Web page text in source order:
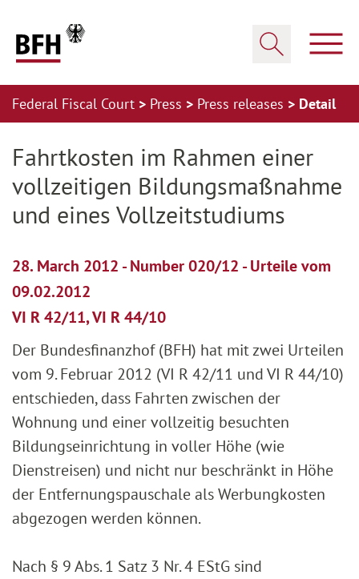
Federal Fiscal Court Press Press releases Detail
Fahrtkosten im Rahmen einer
vollzeitigen Bildungsmaßnahme
und eines Vollzeitstudiums
28. March 2012 - Number 020/12 - Urteile vom
09.02.2012
VI R 42/11, VI R 44/10
Der Bundesfinanzhof (BFH) hat mit zwei Urteilen
vom 9. Februar 2012 (VI R 42/11 und VI R 44/10)
entschieden, dass Fahrten zwischen der
Wohnung und einer vollzeitig besuchten
Bildungseinrichtung in voller Höhe (wie
Dienstreisen) und nicht nur beschränkt in Höhe
der Entfernungspauschale als Werbungkosten
abgezogen werden können.
Nach § 9 Abs. 1 Satz 3 Nr. 4 EStG sind